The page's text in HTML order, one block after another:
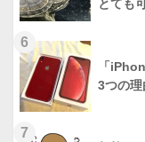
とても
6
「
3つの理
7